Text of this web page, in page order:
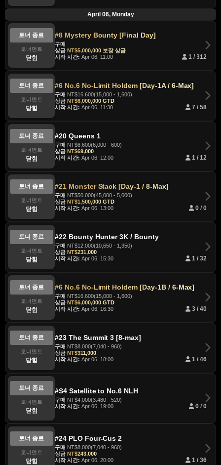
April 06, Monday
토너 종료
토너먼트
닫힘
#8 Mystery Bounty [Final Day]
구매
상금 NT$5,000,000 보장 상금
시작 시간: Apr 06, 11:00 1 / 312
토너 종료
토너먼트
닫힘
#6 No.6 No-Limit Holdem [Day-1A / 6-Max]
구매 NT$16,600(15,000 - 1,600)
상금 NT$6,000,000 GTD
시작 시간: Apr 06, 11:30 7 / 58
토너 종료
토너먼트
닫힘
#20 Queens 1
구매 NT$6,600(6,000 - 600)
상금 NT$69,000
시작 시간: Apr 06, 12:00 1 / 12
토너 종료
토너먼트
닫힘
#21 Monster Stack [Day-1 / 8-Max]
구매 NT$50,000(45,000 - 5,000)
상금 NT$1,500,000 GTD
시작 시간: Apr 06, 13:00 0 / 0
토너 종료
토너먼트
닫힘
#22 Bounty Hunter 3K / Bounty
구매 NT$12,000(10,650 - 1,350)
상금 NT$231,000
시작 시간: Apr 06, 15:30 1 / 32
토너 종료
토너먼트
닫힘
#6 No.6 No-Limit Holdem [Day-1B / 6-Max]
구매 NT$16,600(15,000 - 1,600)
상금 NT$6,000,000 GTD
시작 시간: Apr 06, 16:30 3 / 40
토너 종료
토너먼트
닫힘
#23 The Summit 3 [8-max]
구매 NT$8,000(7,040 - 960)
상금 NT$311,000
시작 시간: Apr 06, 18:00 1 / 46
토너 종료
토너먼트
닫힘
#S4 Satellite to No.6 NLH
구매 NT$4,000(3.480 - 520)
시작 시간: Apr 06, 19:00 0 / 0
토너 종료
토너먼트
닫힘
#24 PLO Four-Cus 2
구매 NT$8,000(7,040 - 960)
상금 NT$243,000
시작 시간: Apr 06, 20:00 1 / 36